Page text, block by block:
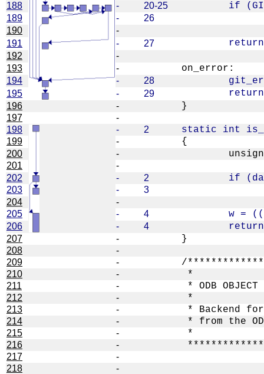
188
-
20-25
189
-
26
190
-
191
-
27
192
-
193
-
194 -
28
195
-
29
196
-
197
-
198
-
2
199
-
200
-
201
-
202
-
2
203
-
3
204
-
205
-
4
206
-
4
207
-
208
-
209
-
210
-
211
-
212
-
213
-
214
-
215
-
216
-
217
-
218
-